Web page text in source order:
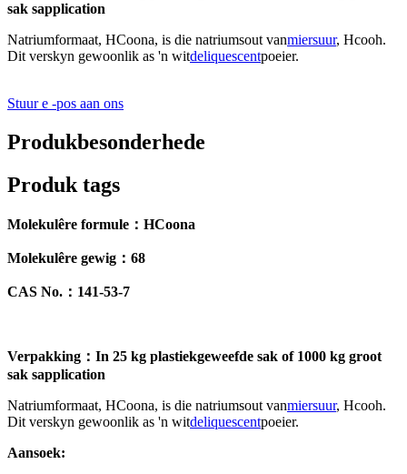
sak sapplication
Natriumformaat, HCoona, is die natriumsout vanmiersuur, Hcooh.
Dit verskyn gewoonlik as 'n witdeliquescentpoeier.
Stuur e -pos aan ons
Produkbesonderhede
Produk tags
Molekulêre formule ： HCoona
Molekulêre gewig ： 68
CAS No. ： 141-53-7
Verpakking ： In 25 kg plastiekgeweefde sak of 1000 kg groot
sak sapplication
Natriumformaat, HCoona, is die natriumsout vanmiersuur, Hcooh.
Dit verskyn gewoonlik as 'n witdeliquescentpoeier.
Aansoek: